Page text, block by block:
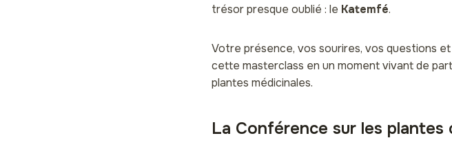
trésor presque oublié : le Katemfé.
Votre présence, vos sourires, vos questions
cette masterclass en un moment vivant de
plantes médicinales.
La Conférence sur les plantes